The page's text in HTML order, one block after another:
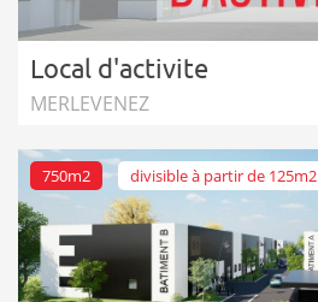
Local d'activite
MERLEVENEZ
750m2 divisible à partir de 125m2